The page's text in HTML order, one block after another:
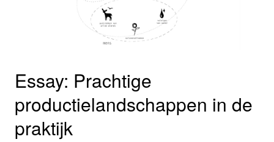
Essay: Prachtige
productielandschappen in de
praktijk